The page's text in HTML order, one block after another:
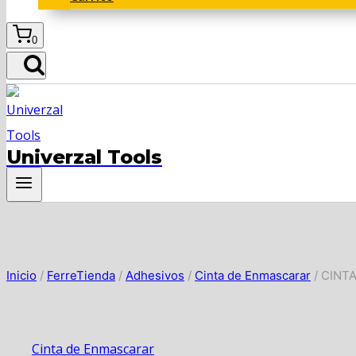
0
Univerzal Tools
Inicio / FerreTienda / Adhesivos / Cinta de Enmascarar /
Cinta de Enmascarar